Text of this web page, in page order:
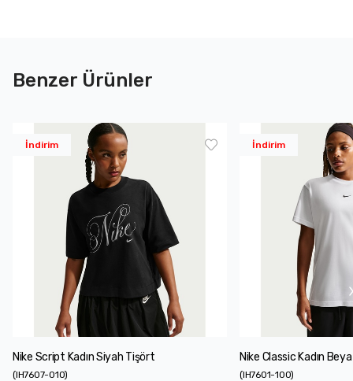
Benzer Ürünler
İndirim
Nike Script Kadın Siyah Tişört
(IH7607-010)
İndirim
Nike Classic Kadın
(IH7601-100)